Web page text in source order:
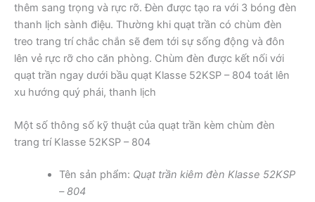
thêm sang trọng và rực rỡ. Đèn được tạo ra với 3 bóng đèn
thanh lịch sành điệu. Thường khi quạt trần có chùm đèn
treo trang trí chắc chắn sẽ đem tới sự sống động và đôn
lên vẻ rực rỡ cho căn phòng. Chùm đèn được kết nối với
quạt trần ngay dưới bầu quạt Klasse 52KSP – 804 toát lên
xu hướng quý phái, thanh lịch
Một số thông số kỹ thuật của quạt trần kèm chùm đèn
trang trí Klasse 52KSP – 804
Tên sản phẩm: Quạt trần kiêm đèn Klasse 52KSP
– 804